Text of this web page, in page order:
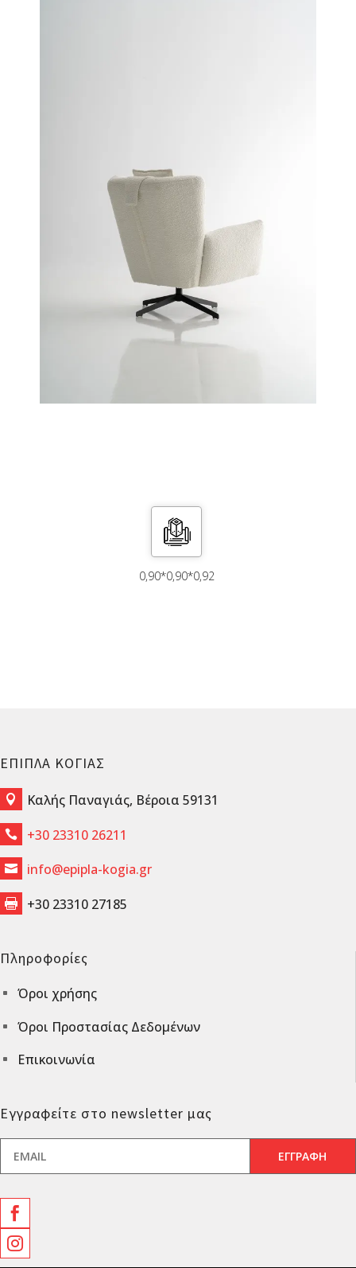
0,90*0,90*0,92
ΕΠΙΠΛΑ ΚΟΓΙΑΣ
 Καλής Παναγιάς, Βέροια 59131
 +30 23310 26211
 info@epipla-kogia.gr
 +30 23310 27185
Πληροφορίες
^ Όροι χρήσης
^ Όροι Προστασίας Δεδομένων
^ Επικοινωνία
Εγγραφείτε στο newsletter μας

